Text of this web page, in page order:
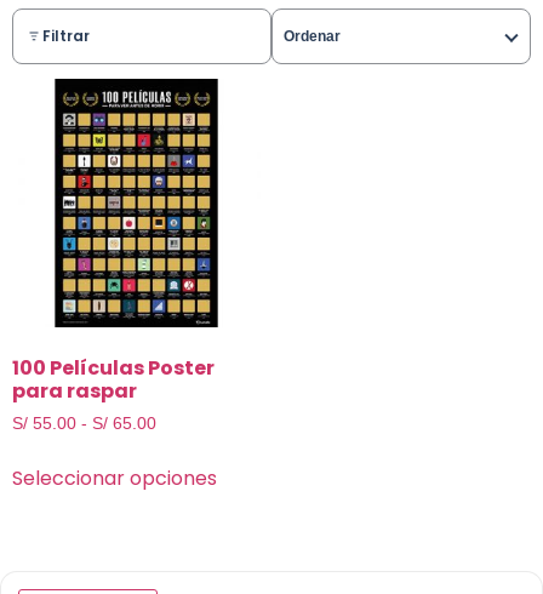
Filtrar Ordenar
100 Películas Poster
para raspar
S/ 55.00 - S/ 65.00
Seleccionar opciones